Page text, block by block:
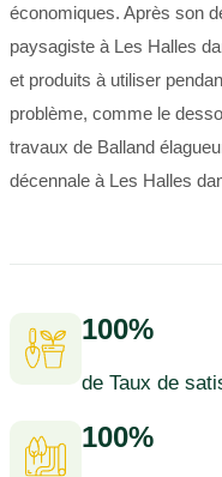
économiques. Après son
paysagiste à Les Halles
et produits à utiliser
problème, comme le
travaux de Balland
décennale à Les Halles
100%
de Taux de
100%